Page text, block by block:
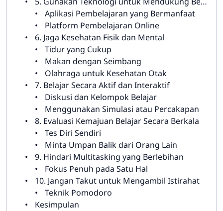
Aplikasi Pembelajaran yang Bermanfaat
Platform Pembelajaran Online
6. Jaga Kesehatan Fisik dan Mental
Tidur yang Cukup
Makan dengan Seimbang
Olahraga untuk Kesehatan Otak
7. Belajar Secara Aktif dan Interaktif
Diskusi dan Kelompok Belajar
Menggunakan Simulasi atau Percakapan
8. Evaluasi Kemajuan Belajar Secara Berkala
Tes Diri Sendiri
Minta Umpan Balik dari Orang Lain
9. Hindari Multitasking yang Berlebihan
Fokus Penuh pada Satu Hal
10. Jangan Takut untuk Mengambil Istirahat
Teknik Pomodoro
Kesimpulan